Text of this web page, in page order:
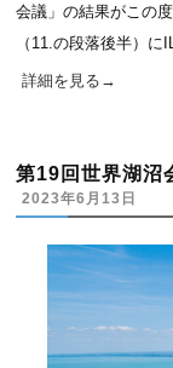
会議」の結果がこの
（11.の段落後半）
詳細を見る →
第19回世界湖
2023年6月13日